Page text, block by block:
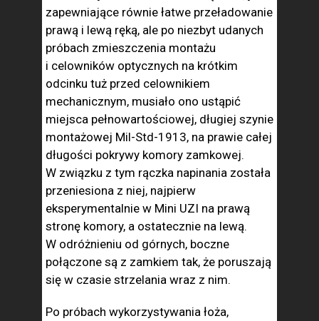
zapewniające równie łatwe przeładowanie
prawą i lewą ręką, ale po niezbyt udanych
próbach zmieszczenia montażu
i celowników optycznych na krótkim
odcinku tuż przed celownikiem
mechanicznym, musiało ono ustąpić
miejsca pełnowartościowej, długiej szynie
montażowej Mil-Std-1913, na prawie całej
długości pokrywy komory zamkowej.
W związku z tym rączka napinania została
przeniesiona z niej, najpierw
eksperymentalnie w Mini UZI na prawą
stronę komory, a ostatecznie na lewą.
W odróżnieniu od górnych, boczne
połączone są z zamkiem tak, że poruszają
się w czasie strzelania wraz z nim.
Po próbach wykorzystywania łoża,